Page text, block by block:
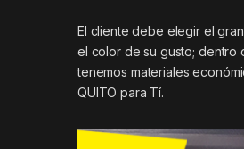
El cliente debe elegir el
el color de su gusto; dentro
tenemos materiales
QUITO para Tí.